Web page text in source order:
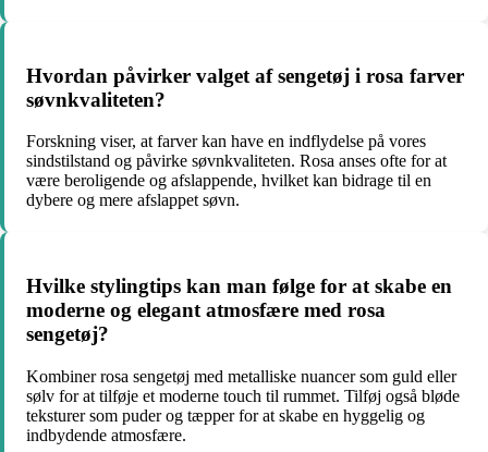
Hvordan påvirker valget af sengetøj i rosa farver
søvnkvaliteten?
Forskning viser, at farver kan have en indflydelse på vores
sindstilstand og påvirke søvnkvaliteten. Rosa anses ofte for at
være beroligende og afslappende, hvilket kan bidrage til en
dybere og mere afslappet søvn.
Hvilke stylingtips kan man følge for at skabe en
moderne og elegant atmosfære med rosa
sengetøj?
Kombiner rosa sengetøj med metalliske nuancer som guld eller
sølv for at tilføje et moderne touch til rummet. Tilføj også bløde
teksturer som puder og tæpper for at skabe en hyggelig og
indbydende atmosfære.